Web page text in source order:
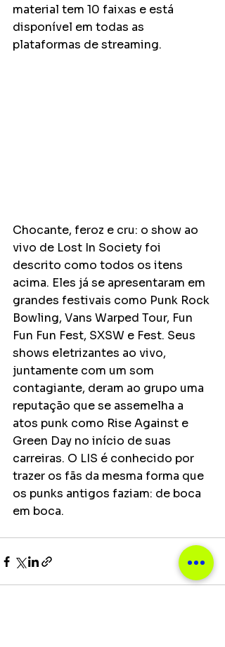
material tem 10 faixas e está
disponível em todas as
plataformas de streaming.
Chocante, feroz e cru: o show ao
vivo de Lost In Society foi
descrito como todos os itens
acima. Eles já se apresentaram em
grandes festivais como Punk Rock
Bowling, Vans Warped Tour, Fun
Fun Fun Fest, SXSW e Fest. Seus
shows eletrizantes ao vivo,
juntamente com um som
contagiante, deram ao grupo uma
reputação que se assemelha a
atos punk como Rise Against e
Green Day no início de suas
carreiras. O LIS é conhecido por
trazer os fãs da mesma forma que
os punks antigos faziam: de boca
em boca.